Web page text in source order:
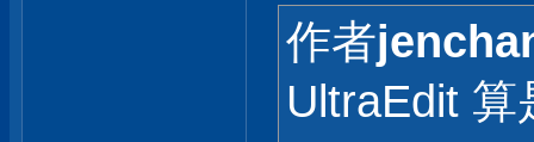
作者
UltraEdit